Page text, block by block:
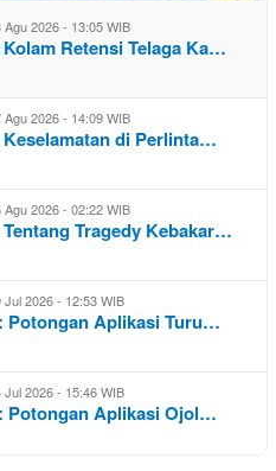
Agu 2026 - 13:05 WIB
Retensi Telaga Ka…
Agu 2026 - 14:09 WIB
di Perlinta…
Agu 2026 - 02:22 WIB
Tragedy Kebakar…
Jul 2026 - 12:53 WIB
Potongan Aplikasi Turu…
Jul 2026 - 15:46 WIB
Potongan Aplikasi Ojol…